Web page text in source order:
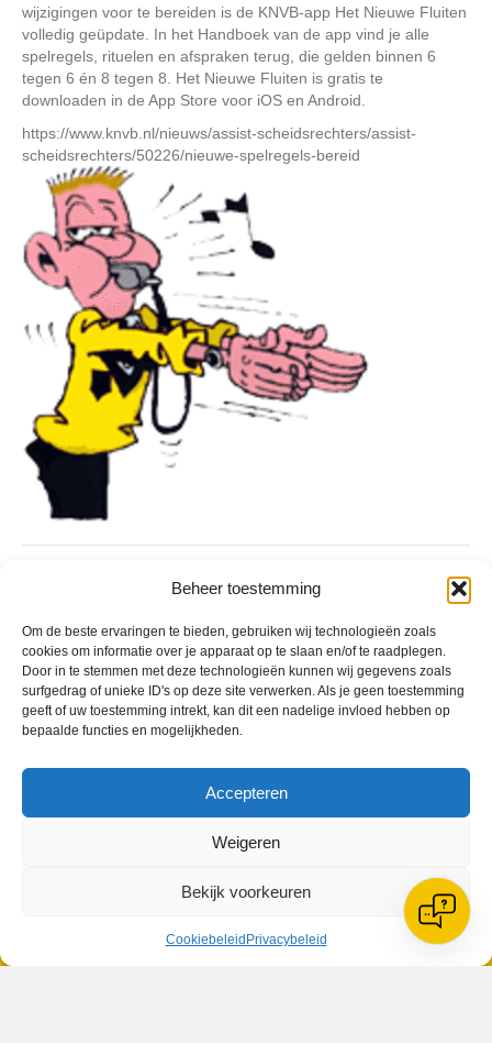
Beheer toestemming
Om de beste ervaringen te bieden, gebruiken wij technologieën zoals
cookies om informatie over je apparaat op te slaan en/of te raadplegen.
Door in te stemmen met deze technologieën kunnen wij gegevens zoals
surfgedrag of unieke ID's op deze site verwerken. Als je geen toestemming
geeft of uw toestemming intrekt, kan dit een nadelige invloed hebben op
bepaalde functies en mogelijkheden.
Accepteren
Weigeren
Bekijk voorkeuren
Cookiebeleid Privacybeleid
wijzigingen voor te bereiden is de KNVB-app Het Nieuwe Fluiten
volledig geüpdate. In het Handboek van de app vind je alle
spelregels, rituelen en afspraken terug, die gelden binnen 6
tegen 6 én 8 tegen 8. Het Nieuwe Fluiten is gratis te
downloaden in de App Store voor iOS en Android.
https://www.knvb.nl/nieuws/assist-scheidsrechters/assist-
scheidsrechters/50226/nieuwe-spelregels-bereid
VV Reiger Boys
De Wending, Lotte Beesedijk 1
Belangrijke gegevens